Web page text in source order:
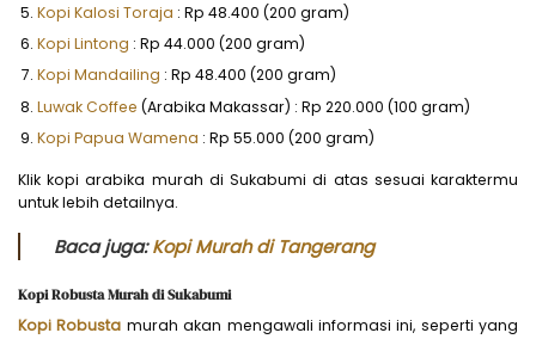
Kopi Kalosi Toraja : Rp 48.400 (200 gram)
Kopi Lintong : Rp 44.000 (200 gram)
Kopi Mandailing : Rp 48.400 (200 gram)
Luwak Coffee (Arabika Makassar) : Rp 220.000 (100 gram)
Kopi Papua Wamena : Rp 55.000 (200 gram)
Klik kopi arabika murah di Sukabumi di atas sesuai karaktermu
untuk lebih detailnya.
Baca juga:Kopi Murah di Tangerang
Kopi Robusta Murah di Sukabumi
Kopi Robusta murah akan mengawali informasi ini, seperti yang